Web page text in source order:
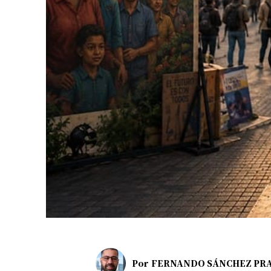
Por FERNANDO SÁNCHEZ